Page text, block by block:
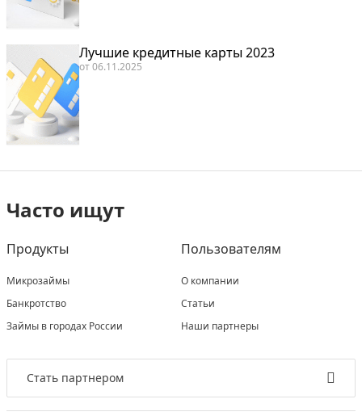
Лучшие кредитные карты 2023
от06.11.2025
Часто ищут
Продукты
Микрозаймы
Банкротство
Займы в городах России
Пользователям
О компании
Статьи
Наши партнеры
Стать партнером